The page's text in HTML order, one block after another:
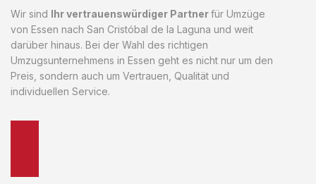
Wir sind Ihr vertrauenswürdiger Partnerfür Umzüge
von Essen nach San Cristóbal de la Laguna und weit
darüber hinaus. Bei der Wahl des richtigen
Umzugsunternehmens in Essen geht es nicht nur um den
Preis, sondern auch um Vertrauen, Qualität und
individuellen Service.